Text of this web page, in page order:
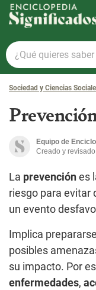
Enciclopedia Significados
¿Qué
quieres
saber
hoy?
Sociedad y Ciencias
Equipo de
Creado y
La prevención es
riesgo para evitar
un evento
Implica
posibles
su impacto. Por
enfermedades,